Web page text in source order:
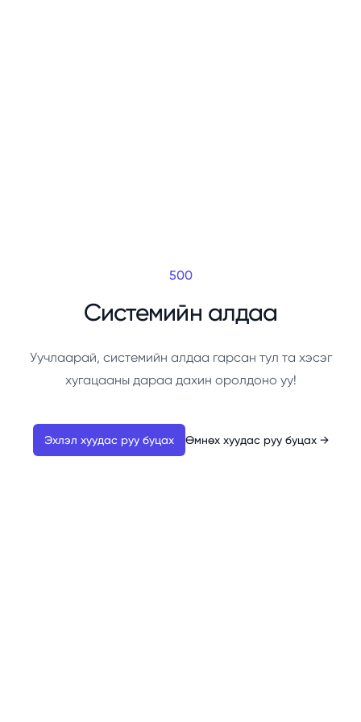
500
Системийн алдаа
Уучлаарай, системийн алдаа гарсан тул та хэсэг
хугацааны дараа дахин оролдоно уу!
Эхлэл хуудас руу буцах Өмнөх хуудас руу буцах →